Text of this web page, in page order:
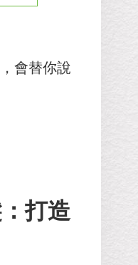
會替你說
打造